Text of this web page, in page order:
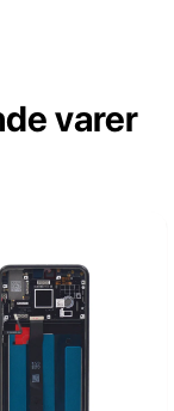
varer